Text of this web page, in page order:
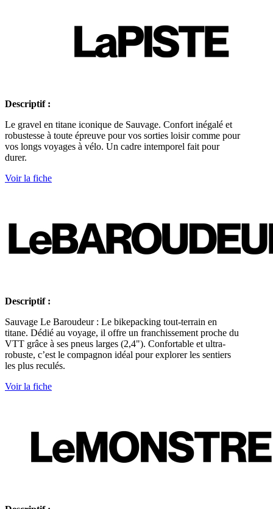
Descriptif :
Le gravel en titane iconique de Sauvage. Confort inégalé et
robustesse à toute épreuve pour vos sorties loisir comme pour
vos longs voyages à vélo. Un cadre intemporel fait pour
durer.
Voir la fiche
Descriptif :
Sauvage Le Baroudeur : Le bikepacking tout-terrain en
titane. Dédié au voyage, il offre un franchissement proche du
VTT grâce à ses pneus larges (2,4"). Confortable et ultra-
robuste, c’est le compagnon idéal pour explorer les sentiers
les plus reculés.
Voir la fiche